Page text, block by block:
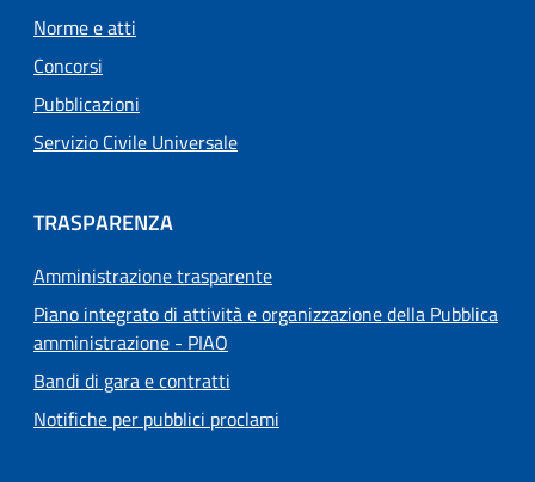
Norme e atti
Concorsi
Pubblicazioni
Servizio Civile Universale
TRASPARENZA
Amministrazione trasparente
Piano integrato di attività e organizzazione della Pubblica
amministrazione - PIAO
Bandi di gara e contratti
Notifiche per pubblici proclami